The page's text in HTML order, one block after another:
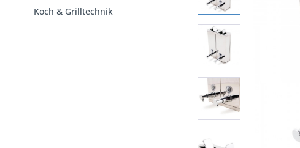
Koch & Grilltechnik